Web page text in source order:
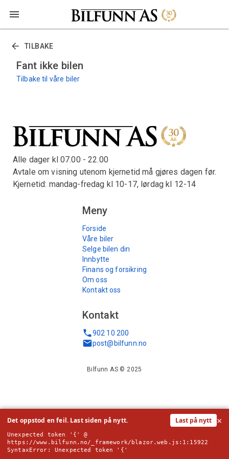
TILBAKE
Fant ikke bilen
Tilbake til våre biler
Alle dager kl 07.00 - 22.00
Avtale om visning utenom kjernetid må gjøres dagen før.
Kjernetid: mandag-fredag kl 10-17, lørdag kl 12-14
Meny
Forside
Våre biler
Selge bilen din
Innbytte
Finans og forsikring
Om oss
Kontakt oss
Kontakt
902 10 200
post@bilfunn.no
Bilfunn AS © 2025
Det oppstod en feil. Last siden på nytt. Last på nytt ×
Unexpected token '{' @
https://www.bilfunn.no/_framework/blazor.web.js:1:15922
SyntaxError: Unexpected token '{'